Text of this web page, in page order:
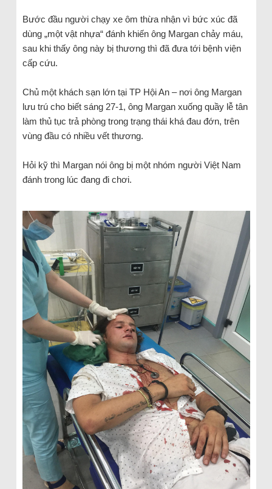
Bước đầu người chạy xe ôm thừa nhận vì bức xúc đã
dùng „một vật nhựa“ đánh khiến ông Margan chảy máu,
sau khi thấy ông này bị thương thì đã đưa tới bệnh viện
cấp cứu.
Chủ một khách sạn lớn tại TP Hội An – nơi ông Margan
lưu trú cho biết sáng 27-1, ông Margan xuống quầy lễ tân
làm thủ tục trả phòng trong trạng thái khá đau đớn, trên
vùng đầu có nhiều vết thương.
Hỏi kỹ thì Margan nói ông bị một nhóm người Việt Nam
đánh trong lúc đang đi chơi.